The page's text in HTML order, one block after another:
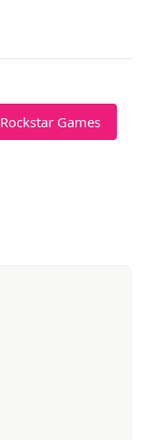
Rockstar Games